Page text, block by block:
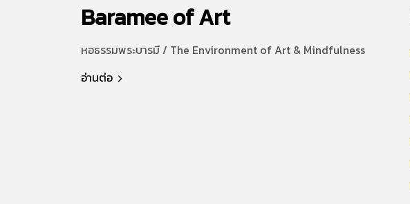
Baramee of Art
หอธรรมพระบารมี / The Environment of Art & Mindfulness
อ่านต่อ